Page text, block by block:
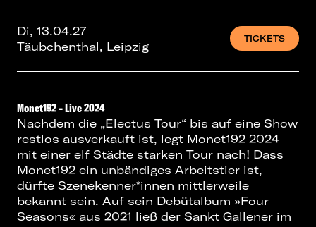
Di, 13.04.27
Täubchenthal, Leipzig
TICKETS
Monet192 – Live 2024
Nachdem die „Electus Tour“ bis auf eine Show
restlos ausverkauft ist, legt Monet192 2024
mit einer elf Städte starken Tour nach! Dass
Monet192 ein unbändiges Arbeitstier ist,
dürfte Szenekenner*innen mittlerweile
bekannt sein. Auf sein Debütalbum »Four
Seasons« aus 2021 ließ der Sankt Gallener im